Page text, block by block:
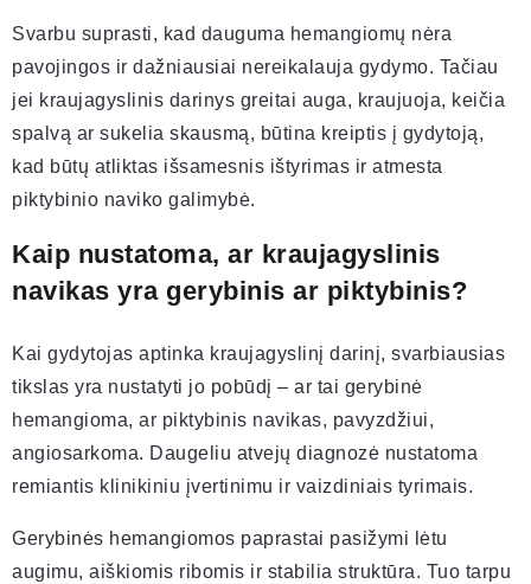
Svarbu suprasti, kad dauguma hemangiomų nėra
pavojingos ir dažniausiai nereikalauja gydymo. Tačiau
jei kraujagyslinis darinys greitai auga, kraujuoja, keičia
spalvą ar sukelia skausmą, būtina kreiptis į gydytoją,
kad būtų atliktas išsamesnis ištyrimas ir atmesta
piktybinio naviko galimybė.
Kaip nustatoma, ar kraujagyslinis
navikas yra gerybinis ar piktybinis?
Kai gydytojas aptinka kraujagyslinį darinį, svarbiausias
tikslas yra nustatyti jo pobūdį – ar tai gerybinė
hemangioma, ar piktybinis navikas, pavyzdžiui,
angiosarkoma. Daugeliu atvejų diagnozė nustatoma
remiantis klinikiniu įvertinimu ir vaizdiniais tyrimais.
Gerybinės hemangiomos paprastai pasižymi lėtu
augimu, aiškiomis ribomis ir stabilia struktūra. Tuo tarpu